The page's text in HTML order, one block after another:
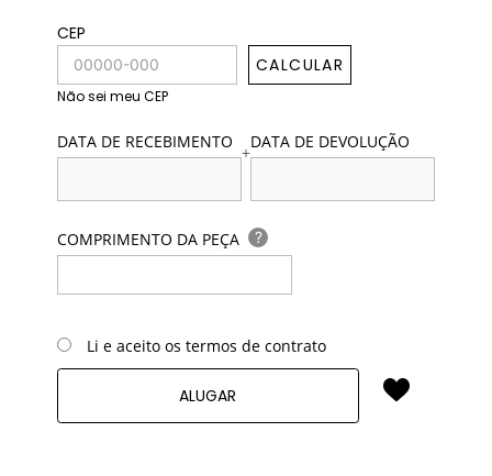
CEP
CALCULAR
Não sei meu CEP
DATA DE RECEBIMENTO +DATA DE DEVOLUÇÃO
COMPRIMENTO DA PEÇA ?
Li e aceito os termos de contrato
ALUGAR